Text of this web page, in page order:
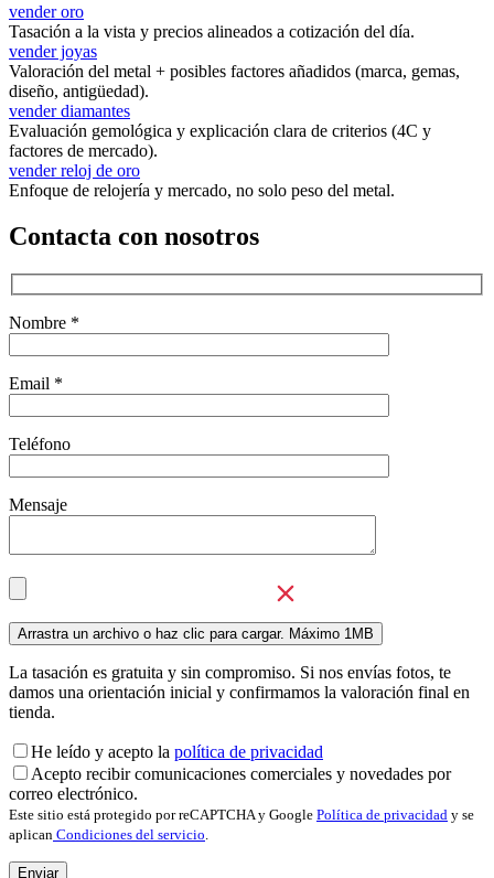
vender oro
Tasación a la vista y precios alineados a cotización del día.
vender joyas
Valoración del metal + posibles factores añadidos (marca, gemas,
diseño, antigüedad).
vender diamantes
Evaluación gemológica y explicación clara de criterios (4C y
factores de mercado).
vender reloj de oro
Enfoque de relojería y mercado, no solo peso del metal.
Contacta con nosotros
Nombre *
Email *
Teléfono
Mensaje
La tasación es gratuita y sin compromiso. Si nos envías fotos, te
damos una orientación inicial y confirmamos la valoración final en
tienda.
He leído y acepto la política de privacidad
Acepto recibir comunicaciones comerciales y novedades por
correo electrónico.
Este sitio está protegido por reCAPTCHA y Google Política de privacidad y se
aplican Condiciones del servicio